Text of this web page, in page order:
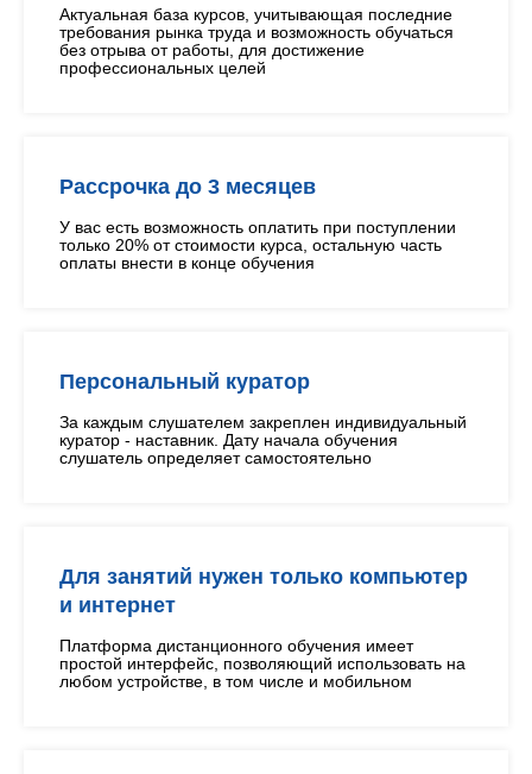
Актуальная база курсов, учитывающая последние
требования рынка труда и возможность обучаться
без отрыва от работы, для достижение
профессиональных целей
Рассрочка до 3 месяцев
У вас есть возможность оплатить при поступлении
только 20% от стоимости курса, остальную часть
оплаты внести в конце обучения
Персональный куратор
За каждым слушателем закреплен индивидуальный
куратор - наставник. Дату начала обучения
слушатель определяет самостоятельно
Для занятий нужен только компьютер
и интернет
Платформа дистанционного обучения имеет
простой интерфейс, позволяющий использовать на
любом устройстве, в том числе и мобильном